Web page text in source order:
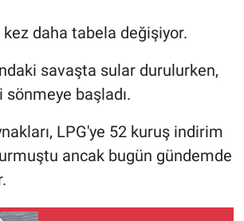
daha tabela değişiyor.
savaşta sular durulurken,
sönmeye başladı.
LPG'ye 52 kuruş indirim
ancak bugün gündemde